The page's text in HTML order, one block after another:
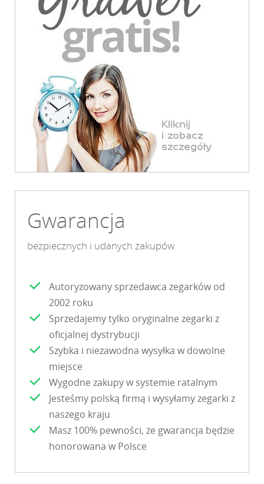
Gwarancja
bezpiecznych i udanych zakupów
Autoryzowany sprzedawca zegarków od
2002 roku
Sprzedajemy tylko oryginalne zegarki z
oficjalnej dystrybucji
Szybka i niezawodna wysyłka w dowolne
miejsce
Wygodne zakupy w systemie ratalnym
Jesteśmy polską firmą i wysyłamy zegarki z
naszego kraju
Masz 100% pewności, że gwarancja będzie
honorowana w Polsce